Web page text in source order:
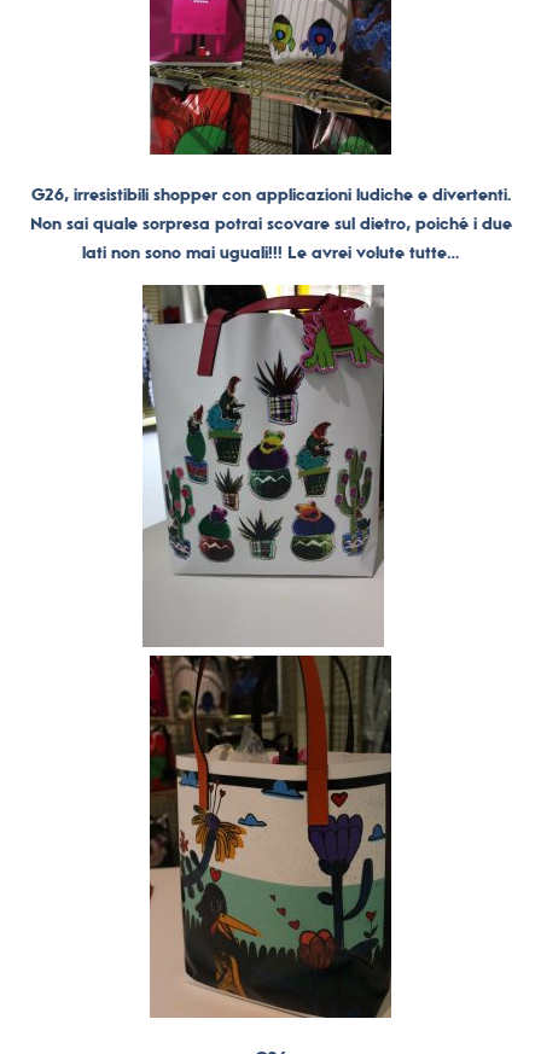
G26, irresistibili shopper con applicazioni ludiche e divertenti.
Non sai quale sorpresa potrai scovare sul dietro, poiché i due
lati non sono mai uguali!!! Le avrei volute tutte…